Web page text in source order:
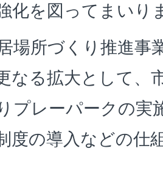
化を図ってまいり
場所づくり推進
なる拡大として、
プレーパークの実
度の導入などの仕